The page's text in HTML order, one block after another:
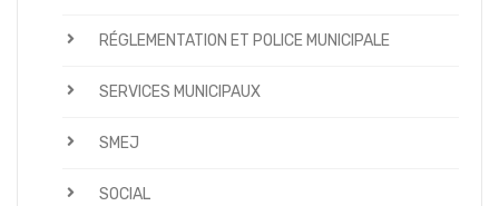
RÉGLEMENTATION ET POLICE MUNICIPALE
SERVICES MUNICIPAUX
SMEJ
SOCIAL